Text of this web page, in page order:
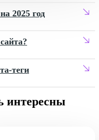
2025 год
теги
интересны